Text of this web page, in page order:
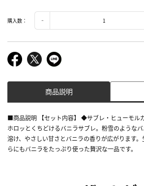
購入数：
商品説明
■商品説明 【セット内容】 ◆サブレ・ヒューモル
ホロッとくちどけるバニラサブレ。粉雪のような
溶け、やさしい甘さとバニラの香りが広がります
らにもバニラをたっぷり使った贅沢な一品です。